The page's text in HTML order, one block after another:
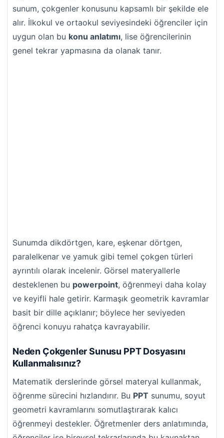
sunum, çokgenler konusunu kapsamlı bir şekilde ele
alır. İlkokul ve ortaokul seviyesindeki öğrenciler için
uygun olan bu konu anlatımı, lise öğrencilerinin
genel tekrar yapmasına da olanak tanır.
Sunumda dikdörtgen, kare, eşkenar dörtgen,
paralelkenar ve yamuk gibi temel çokgen türleri
ayrıntılı olarak incelenir. Görsel materyallerle
desteklenen bu powerpoint, öğrenmeyi daha kolay
ve keyifli hale getirir. Karmaşık geometrik kavramlar
basit bir dille açıklanır; böylece her seviyeden
öğrenci konuyu rahatça kavrayabilir.
Neden Çokgenler Sunusu PPT Dosyasını
Kullanmalısınız?
Matematik derslerinde görsel materyal kullanmak,
öğrenme sürecini hızlandırır. Bu PPT sunumu, soyut
geometri kavramlarını somutlaştırarak kalıcı
öğrenmeyi destekler. Öğretmenler ders anlatımında,